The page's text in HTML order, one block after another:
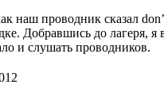
наш проводник сказал
Добравшись до лагеря,
и слушать проводников.